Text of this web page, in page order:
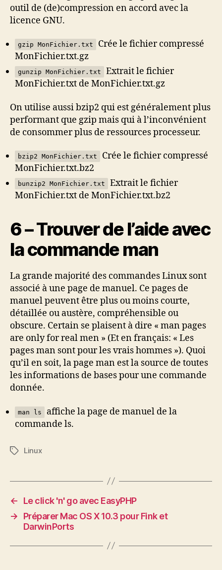
outil de (de)compression en accord avec la
licence GNU.
gzip MonFichier.txt
Crée le fichier compressé
MonFichier.txt.gz
gunzip MonFichier.txt
Extrait le fichier
MonFichier.txt de MonFichier.txt.gz
On utilise aussi bzip2 qui est généralement plus
performant que gzip mais qui à l’inconvénient
de consommer plus de ressources processeur.
bzip2 MonFichier.txt
Crée le fichier compressé
MonFichier.txt.bz2
bunzip2 MonFichier.txt
Extrait le fichier
MonFichier.txt de MonFichier.txt.bz2
6 – Trouver de l’aide avec
la commande man
La grande majorité des commandes Linux sont
associé à une page de manuel. Ce pages de
manuel peuvent être plus ou moins courte,
détaillée ou austère, compréhensible ou
obscure. Certain se plaisent à dire « man pages
are only for real men » (Et en français: « Les
pages man sont pour les vrais hommes »). Quoi
qu’il en soit, la page man est la source de toutes
les informations de bases pour une commande
donnée.
man ls
affiche la page de manuel de la
commande ls.
Étiquettes
Linux
←
Le click 'n' go avec EasyPHP
→
Préparer Mac OS X 10.3 pour Fink et
DarwinPorts